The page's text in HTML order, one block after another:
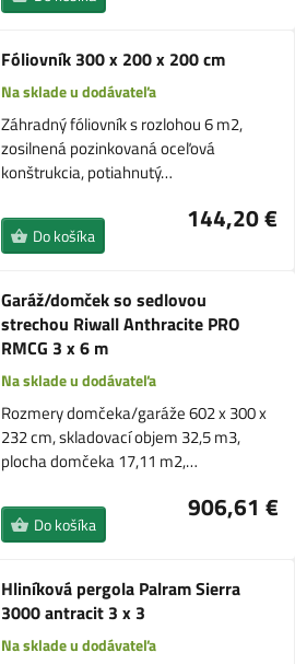
Fóliovník 300 x 200 x 200 cm
Na sklade u dodávateľa
Záhradný fóliovník s rozlohou 6 m2,
zosilnená pozinkovaná oceľová
konštrukcia, potiahnutý…
144,20 €
Do košíka
Garáž/domček so sedlovou
strechou Riwall Anthracite PRO
RMCG 3 x 6 m
Na sklade u dodávateľa
Rozmery domčeka/garáže 602 x 300 x
232 cm, skladovací objem 32,5 m3,
plocha domčeka 17,11 m2,…
906,61 €
Do košíka
Hliníková pergola Palram Sierra
3000 antracit 3 x 3
Na sklade u dodávateľa